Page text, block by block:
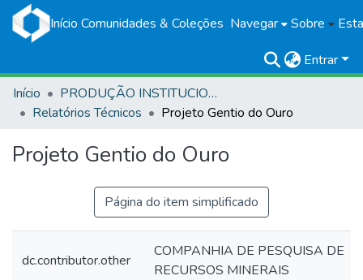
Início Comunidades & Coleções Navegar Sobre
Entrar
Início
PRODUÇÃO INSTITUCIONAL
Relatórios Técnicos
Projeto Gentio do Ouro
Projeto Gentio do Ouro
Página do item simplificado
dc.contributor.other
COMPANHIA DE PESQUISA DE
RECURSOS MINERAIS